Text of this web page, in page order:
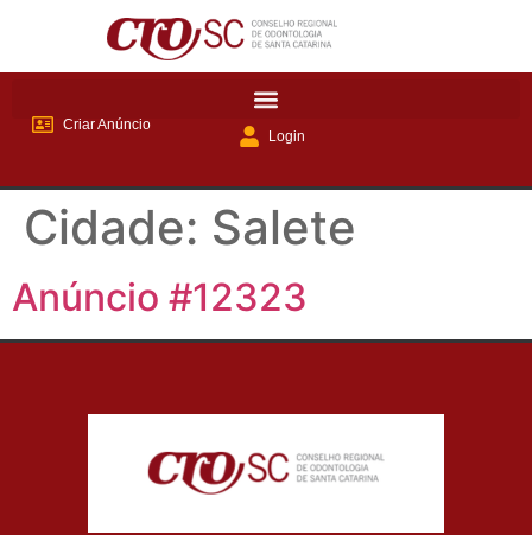
Criar Anúncio
Login
Cidade: Salete
Anúncio #12323